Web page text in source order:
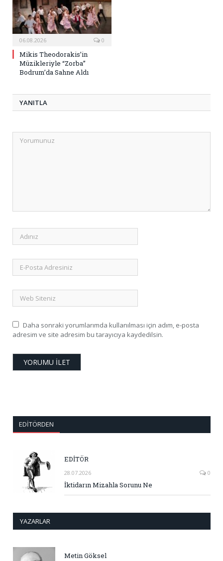
06.08.2026 0
Mikis Theodorakis’in
Müzikleriyle “Zorba”
Bodrum’da Sahne Aldı
YANITLA
Daha sonraki yorumlarımda kullanılması için adım, e-posta
adresim ve site adresim bu tarayıcıya kaydedilsin.
EDITÖRDEN
EDİTÖR
28.07.2026 0
İktidarın Mizahla Sorunu Ne
YAZARLAR
Metin Göksel